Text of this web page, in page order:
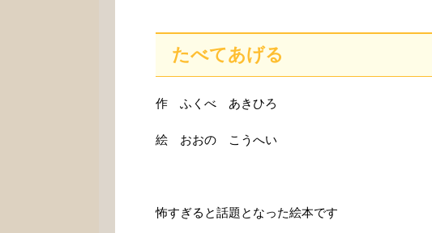
たべてあげる
作 ふくべ あきひろ
絵 おおの こうへい
怖すぎると話題となった絵本です